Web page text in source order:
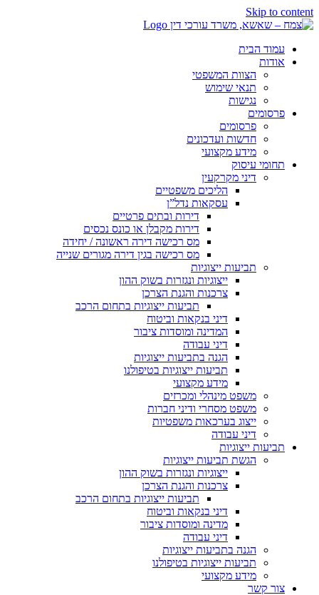
Skip to content
עמוד הבית
אודות
הצוות המשפטי
תנאי שימוש
נגישות
פרסומים
פרסומים
חדשות ועדכונים
מידע מקצועי
תחומי עיסוק
דיני מקרקעין
הליכים משפטיים
עסקאות נדל”ן
דירות ובתים פרטיים
דירות מקבלן או כונס נכסים
מס רכישה דירה ראשונה / יחידה
מס רכישה בגין דירה מגורים שנייה
תביעות ייצוגיות
ייצוגיות ונגזרות בשוק ההון
צרכנות והגנת הצרכן
תביעות ייצוגיות בתחום הרכב
דיני בנקאות וביטוח
המדינה ומוסדות ציבור
דיני עבודה
הגנה בתביעות ייצוגיות
תביעות ייצוגיות בטיפולנו
מידע מקצועי
משפט מינהלי ומכרזים
משפט מסחרי ודיני חברות
ייצוג בערכאות משפטיות
דיני עבודה
תביעות ייצוגיות
הגשת תביעות ייצוגיות
ייצוגיות ונגזרות בשוק ההון
צרכנות והגנת הצרכן
תביעות ייצוגיות בתחום הרכב
דיני בנקאות וביטוח
מדינה ומוסדות ציבור
דיני עבודה
הגנה בתביעות ייצוגיות
תביעות ייצוגיות בטיפולנו
מידע מקצועי
צור קשר